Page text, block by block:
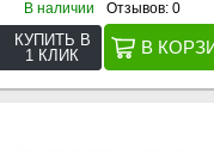
В наличии Отзывов: 0
КУПИТЬ В
1 КЛИК